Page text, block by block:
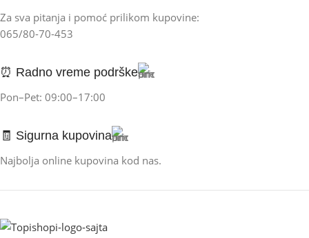
Za sva pitanja i pomoć prilikom kupovine:
065/80-70-453
⏰ Radno vreme podrške
Pon–Pet: 09:00–17:00
🧾 Sigurna kupovina
Najbolja online kupovina kod nas.